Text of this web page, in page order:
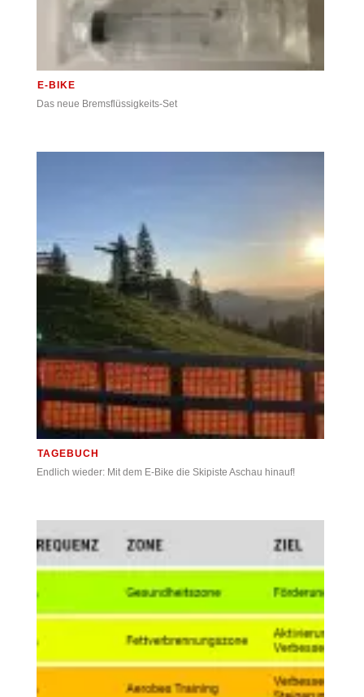
E-BIKE
Das neue Bremsflüssigkeits-Set
TAGEBUCH
Endlich wieder: Mit dem E-Bike die Skipiste Aschau hinauf!